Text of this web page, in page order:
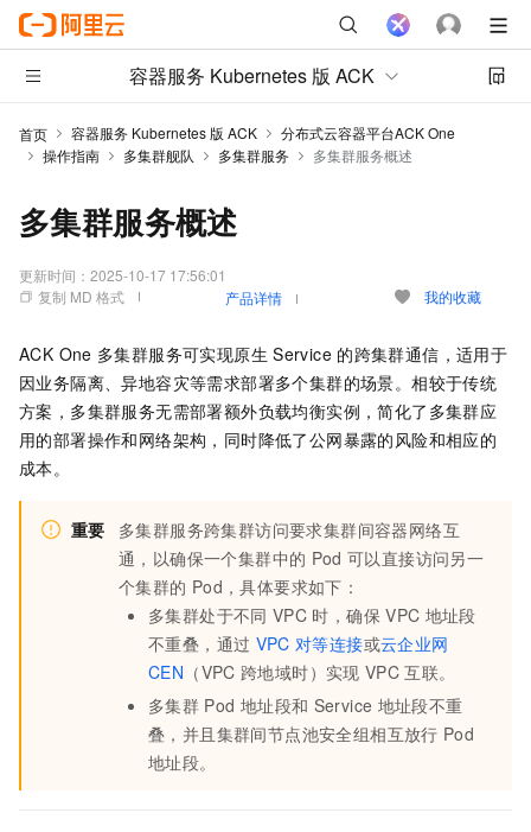
容器服务 Kubernetes 版 ACK
首页 容器服务 Kubernetes 版 ACK
分布式云容器平台ACK One
操作指南
多集群舰队 多集群服务 多集群服务概述
多集群服务概述
更新时间： 2025-10-17 17:56:01
复制 MD 格式
产品详情 我的收藏
ACK One 多集群服务可实现原生 Service 的跨集群通信，适用于
因业务隔离、异地容灾等需求部署多个集群的场景。相较于传统
方案，多集群服务无需部署额外负载均衡实例，简化了多集群应
用的部署操作和网络架构，同时降低了公网暴露的风险和相应的
成本。
重要
多集群服务跨集群访问要求集群间容器网络互
通，以确保一个集群中的 Pod 可以直接访问另一
个集群的 Pod，具体要求如下：
多集群处于不同 VPC 时，确保 VPC 地址段
不重叠，通过 VPC 对等连接或云企业网
CEN （VPC 跨地域时）实现 VPC 互联。
多集群 Pod 地址段和 Service 地址段不重
叠，并且集群间节点池安全组相互放行 Pod
地址段。